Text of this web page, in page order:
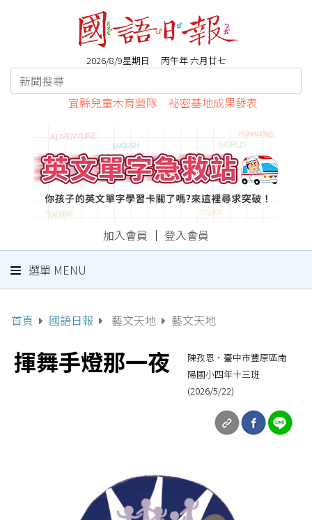
2026/8/9星期日 丙午年 六月廿七
宜縣兒童木育營隊 祕密基地成果發表
加入會員 ｜ 登入會員
選單 MENU
首頁 國語日報 藝文天地 藝文天地
揮舞手燈那一夜
陳孜恩．臺中市豐原區南
陽國小四年十三班
(2026/5/22)